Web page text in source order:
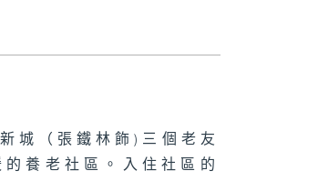
城（張鐵林飾)三個老友
養老社區。入住社區的